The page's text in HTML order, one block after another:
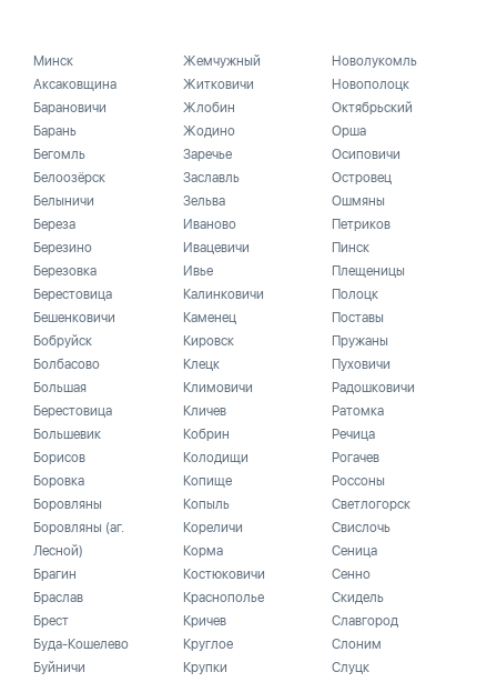
Минск
Аксаковщина
Барановичи
Барань
Бегомль
Белоозёрск
Белыничи
Береза
Березино
Березовка
Берестовица
Бешенковичи
Бобруйск
Болбасово
Большая
Берестовица
Большевик
Борисов
Боровка
Боровляны
Боровляны (аг.
Лесной)
Брагин
Браслав
Брест
Буда-Кошелево
Буйничи
Жемчужный
Житковичи
Жлобин
Жодино
Заречье
Заславль
Зельва
Иваново
Ивацевичи
Ивье
Калинковичи
Каменец
Кировск
Клецк
Климовичи
Кличев
Кобрин
Колодищи
Копище
Копыль
Кореличи
Корма
Костюковичи
Краснополье
Кричев
Круглое
Крупки
Новолукомль
Новополоцк
Октябрьский
Орша
Осиповичи
Островец
Ошмяны
Петриков
Пинск
Плещеницы
Полоцк
Поставы
Пружаны
Пуховичи
Радошковичи
Ратомка
Речица
Рогачев
Россоны
Светлогорск
Свислочь
Сеница
Сенно
Скидель
Славгород
Слоним
Слуцк